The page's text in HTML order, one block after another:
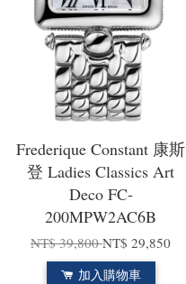
Frederique Constant 康斯
登 Ladies Classics Art
Deco FC-
200MPW2AC6B
NT$ 39,800NT$ 29,850
加入購物車